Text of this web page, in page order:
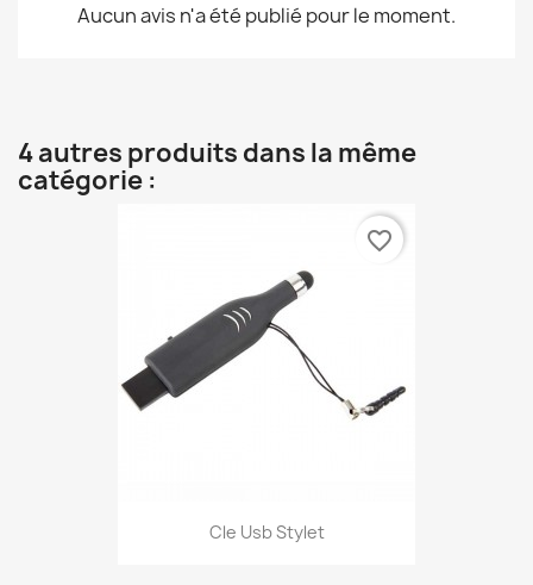
Aucun avis n'a été publié pour le moment.
4 autres produits dans la même
catégorie :
Cle Usb Stylet
favorite_border